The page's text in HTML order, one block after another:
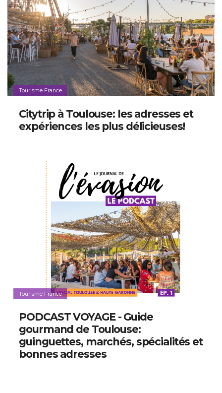
Tourisme France
Citytrip à Toulouse: les adresses et
expériences les plus délicieuses!
Tourisme France
PODCAST VOYAGE - Guide
gourmand de Toulouse:
guinguettes, marchés, spécialités et
bonnes adresses